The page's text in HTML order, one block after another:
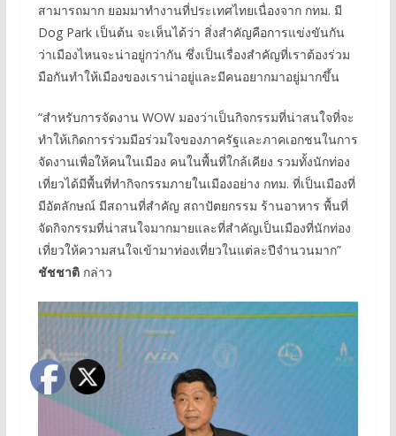
สามารถมาก ยอมมาทำงานที่ประเทศไทยเนื่องจาก กทม. มี
Dog Park เป็นต้น จะเห็นได้ว่า สิ่งสำคัญคือการแข่งขันกัน
ว่าเมืองไหนจะน่าอยู่กว่ากัน ซึ่งเป็นเรื่องสำคัญที่เราต้องร่วม
มือกันทำให้เมืองของเราน่าอยู่และมีคนอยากมาอยู่มากขึ้น
“สำหรับการจัดงาน WOW มองว่าเป็นกิจกรรมที่น่าสนใจที่จะ
ทำให้เกิดการร่วมมือร่วมใจของภาครัฐและภาคเอกชนในการ
จัดงานเพื่อให้คนในเมือง คนในพื้นที่ใกล้เคียง รวมทั้งนักท่อง
เที่ยวได้มีพื้นที่ทำกิจกรรมภายในเมืองอย่าง กทม. ที่เป็นเมืองที่
มีอัตลักษณ์ มีสถานที่สำคัญ สถาปัตยกรรม ร้านอาหาร พื้นที่
จัดกิจกรรมที่น่าสนใจมากมายและที่สำคัญเป็นเมืองที่นักท่อง
เที่ยวให้ความสนใจเข้ามาท่องเที่ยวในแต่ละปีจำนวนมาก”
ชัชชาติ กล่าว